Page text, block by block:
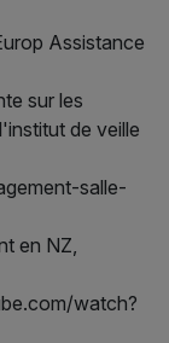
Assistance
sur les
de veille
salle-
en NZ,
watch?